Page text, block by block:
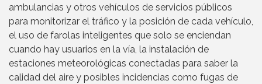
ambulancias y otros vehículos de servicios públicos
para monitorizar el tráfico y la posición de cada vehículo,
el uso de farolas inteligentes que solo se enciendan
cuando hay usuarios en la vía, la instalación de
estaciones meteorológicas conectadas para saber la
calidad del aire y posibles incidencias como fugas de